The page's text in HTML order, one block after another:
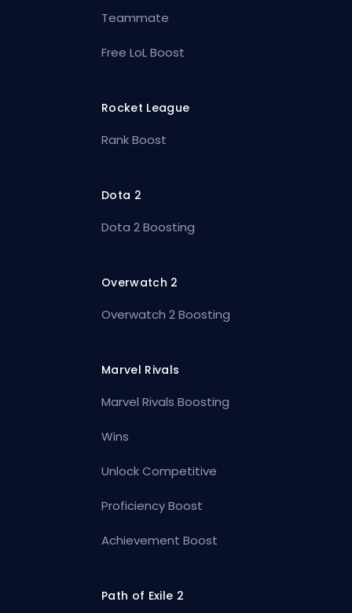
Teammate
Free LoL Boost
Rocket League
Rank Boost
Dota 2
Dota 2 Boosting
Overwatch 2
Overwatch 2 Boosting
Marvel Rivals
Marvel Rivals Boosting
Wins
Unlock Competitive
Proficiency Boost
Achievement Boost
Path of Exile 2